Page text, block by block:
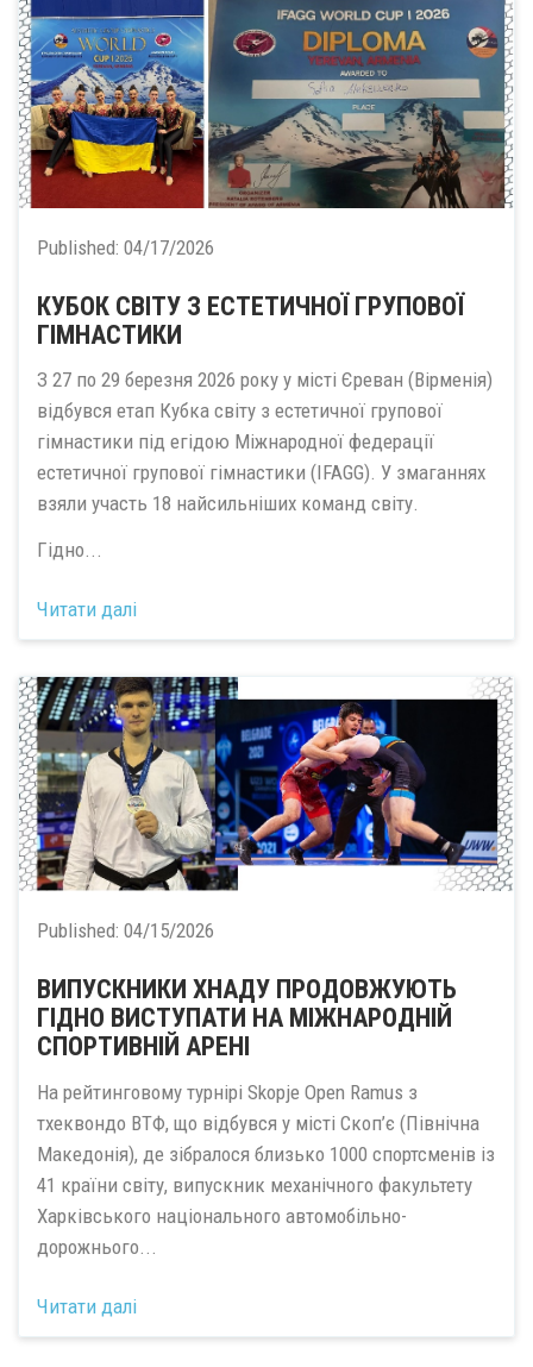
Published: 04/17/2026
КУБОК СВІТУ З ЕСТЕТИЧНОЇ ГРУПОВОЇ
ГІМНАСТИКИ
З 27 по 29 березня 2026 року у місті Єреван (Вірменія)
відбувся етап Кубка світу з естетичної групової
гімнастики під егідою Міжнародної федерації
естетичної групової гімнастики (IFAGG). У змаганнях
взяли участь 18 найсильніших команд світу.
Гідно...
Читати далі
Published: 04/15/2026
ВИПУСКНИКИ ХНАДУ ПРОДОВЖУЮТЬ
ГІДНО ВИСТУПАТИ НА МІЖНАРОДНІЙ
СПОРТИВНІЙ АРЕНІ
На рейтинговому турнірі Skopje Open Ramus з
тхеквондо ВТФ, що відбувся у місті Скоп’є (Північна
Македонія), де зібралося близько 1000 спортсменів із
41 країни світу, випускник механічного факультету
Харківського національного автомобільно-
дорожнього...
Читати далі